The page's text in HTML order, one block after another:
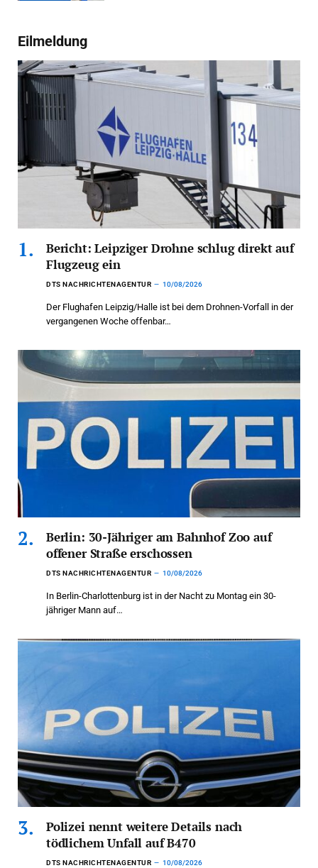
Eilmeldung
Bericht: Leipziger Drohne schlug direkt auf
Flugzeug ein
DTS NACHRICHTENAGENTUR 10/08/2026
Der Flughafen Leipzig/Halle ist bei dem Drohnen-Vorfall in der
vergangenen Woche offenbar…
Berlin: 30-Jähriger am Bahnhof Zoo auf
offener Straße erschossen
DTS NACHRICHTENAGENTUR 10/08/2026
In Berlin-Charlottenburg ist in der Nacht zu Montag ein 30-
jähriger Mann auf…
Polizei nennt weitere Details nach
tödlichem Unfall auf B470
DTS NACHRICHTENAGENTUR 10/08/2026